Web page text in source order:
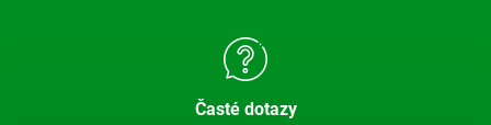
Časté dotazy